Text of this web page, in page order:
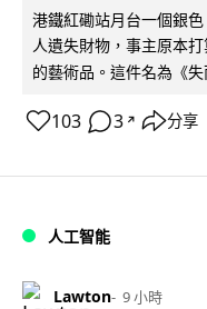
港鐵紅磡站月台一個銀
人遺失財物，事主原本
的藝術品。這件名為《
103 3 ↗ 分享
人工智能
Lawton 9 小時